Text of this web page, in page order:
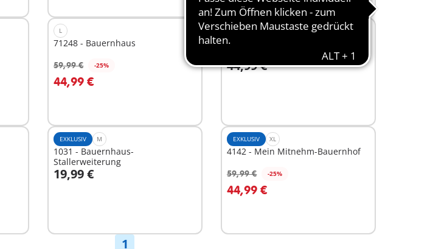
L
71248 - Bauernhaus
59,99 € -25%
44,99 €
M
71305 - Großer Traktor
44,99 €
EXKLUSIV M
1031 - Bauernhaus-
Stallerweiterung
19,99 €
In den Warenkorb
EXKLUSIV XL
4142 - Mein Mitnehm-Bauernhof
59,99 € -25%
44,99 €
1